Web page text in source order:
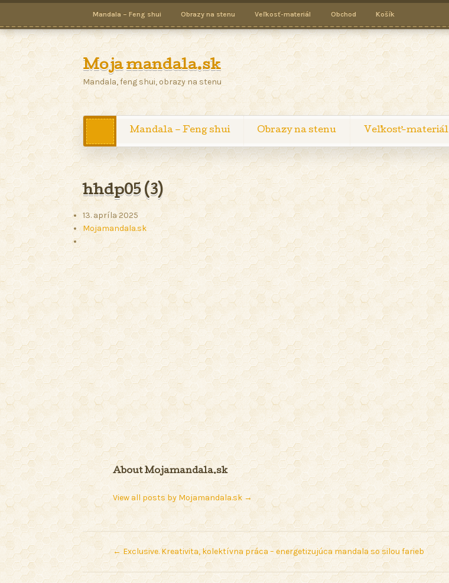
Mandala – Feng shui Obrazy na stenu Veľkosť-materiál Obchod Košík
Moja mandala.sk
Mandala, feng shui, obrazy na stenu
Mandala – Feng shui Obrazy na stenu Veľkosť-materiál
hhdp05 (3)
13. apríla 2025
Mojamandala.sk
About Mojamandala.sk
View all posts by Mojamandala.sk →
←Exclusive. Kreativita, kolektívna práca – energetizujúca mandala so silou farieb